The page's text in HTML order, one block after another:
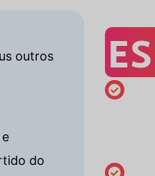
outros
do